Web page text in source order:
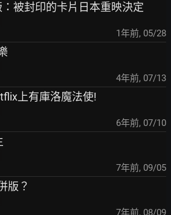
被封印的卡片日本重映決定
1年前, 05/28
4年前, 07/13
上有庫洛魔法使!
6年前, 07/10
7年前, 09/05
版？
7年前, 08/09